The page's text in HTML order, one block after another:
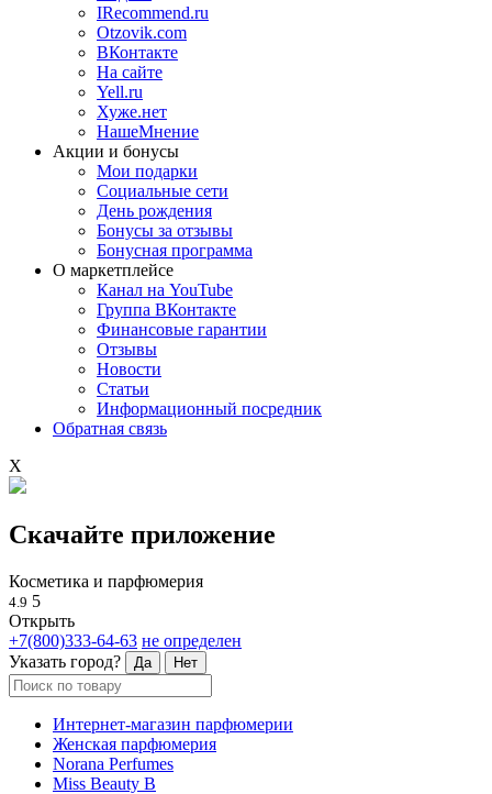
IRecommend.ru
Otzovik.com
ВКонтакте
На сайте
Yell.ru
Хуже.нет
НашеМнение
Акции и бонусы
Мои подарки
Социальные сети
День рождения
Бонусы за отзывы
Бонусная программа
О маркетплейсе
Канал на YouTube
Группа ВКонтакте
Финансовые гарантии
Отзывы
Новости
Статьи
Информационный посредник
Обратная связь
X
Скачайте приложение
Косметика и парфюмерия
4.9 5
Открыть
+7(800)333-64-63 не определен
Указать город?
Да Нет
Интернет-магазин парфюмерии
Женская парфюмерия
Norana Perfumes
Miss Beauty B